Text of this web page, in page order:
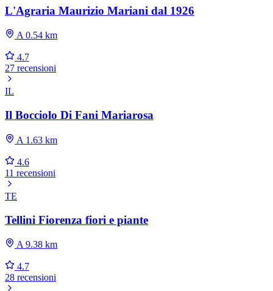
L'Agraria Maurizio Mariani dal 1926
A 0.54 km
4.7
27 recensioni
IL
Il Bocciolo Di Fani Mariarosa
A 1.63 km
4.6
11 recensioni
TE
Tellini Fiorenza fiori e piante
A 9.38 km
4.7
28 recensioni